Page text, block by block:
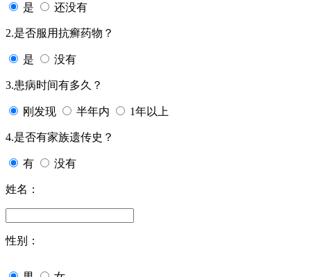
是 还没有
2.是否服用抗癣药物？
是 没有
3.患病时间有多久？
刚发现 半年内 1年以上
4.是否有家族遗传史？
有 没有
姓名：
性别：